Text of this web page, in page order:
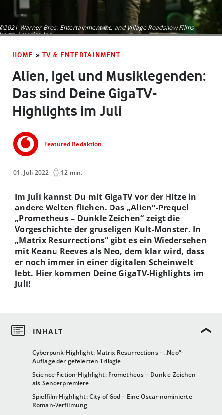
Warner Bros. Entertainment Inc. and Village Roadshow Films
America Inc.
HOME » TV & ENTERTAINMENT
Alien, Igel und Musiklegenden:
Das sind Deine GigaTV-
Highlights im Juli
Featured Redaktion
01. Juli 2022 12 min.
Cyberpunk-Highlight: Matrix Resurrections – „Neo“-
Auflage der gefeierten Trilogie
Science-Fiction-Highlight: Prometheus – Dunkle Zeichen
als Senderpremiere
Spielfilm-Highlight: City of God – Eine Oscar-nominierte
Roman-Verfilmung
Im Juli kannst Du mit GigaTV vor der Hitze in
andere Welten fliehen. Das „Alien“-Prequel
„Prometheus – Dunkle Zeichen“ zeigt die
Vorgeschichte der gruseligen Kult-Monster. In
„Matrix Resurrections“ gibt es ein Wiedersehen
mit Keanu Reeves als Neo, dem klar wird, dass
er noch immer in einer digitalen Scheinwelt
lebt. Hier kommen Deine GigaTV-Highlights im
Juli!